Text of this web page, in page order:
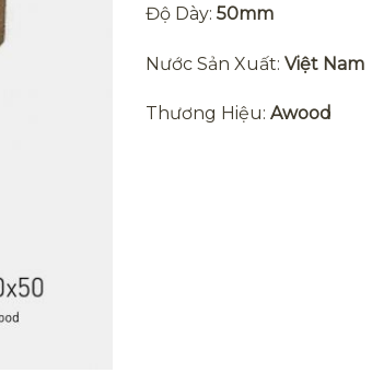
Độ Dày: 50mm
Nước Sản Xuất:Việt Nam
Thương Hiệu:Awood